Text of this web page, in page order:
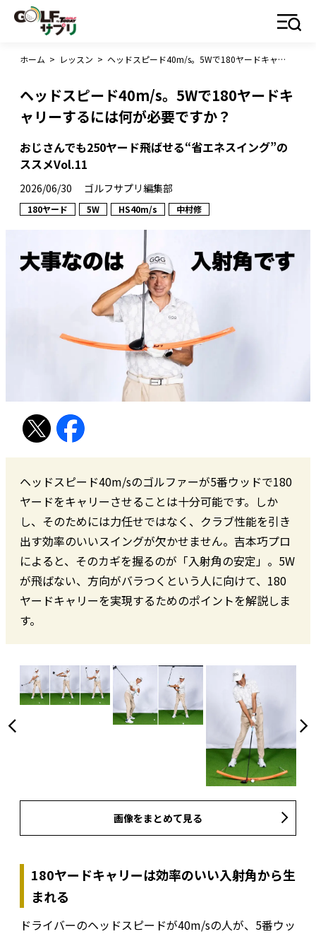
ホーム > レッスン > ヘッドスピード40m/s。5Wで180ヤードキャリーするには何が必要ですか？
ヘッドスピード40m/s。5Wで180ヤードキ
ャリーするには何が必要ですか？
おじさんでも250ヤード飛ばせる“省エネスイング”の
ススメVol.11
2026/06/30 ゴルフサプリ編集部
180ヤード 5W HS40m/s 中村修
ヘッドスピード40m/sのゴルファーが5番ウッドで180
ヤードをキャリーさせることは十分可能です。しか
し、そのためには力任せではなく、クラブ性能を引き
出す効率のいいスイングが欠かせません。吉本巧プロ
によると、そのカギを握るのが「入射角の安定」。5W
が飛ばない、方向がバラつくという人に向けて、180
ヤードキャリーを実現するためのポイントを解説しま
す。
画像をまとめて見る
180ヤードキャリーは効率のいい入射角から生
まれる
ドライバーのヘッドスピードが40m/sの人が、5番ウッ